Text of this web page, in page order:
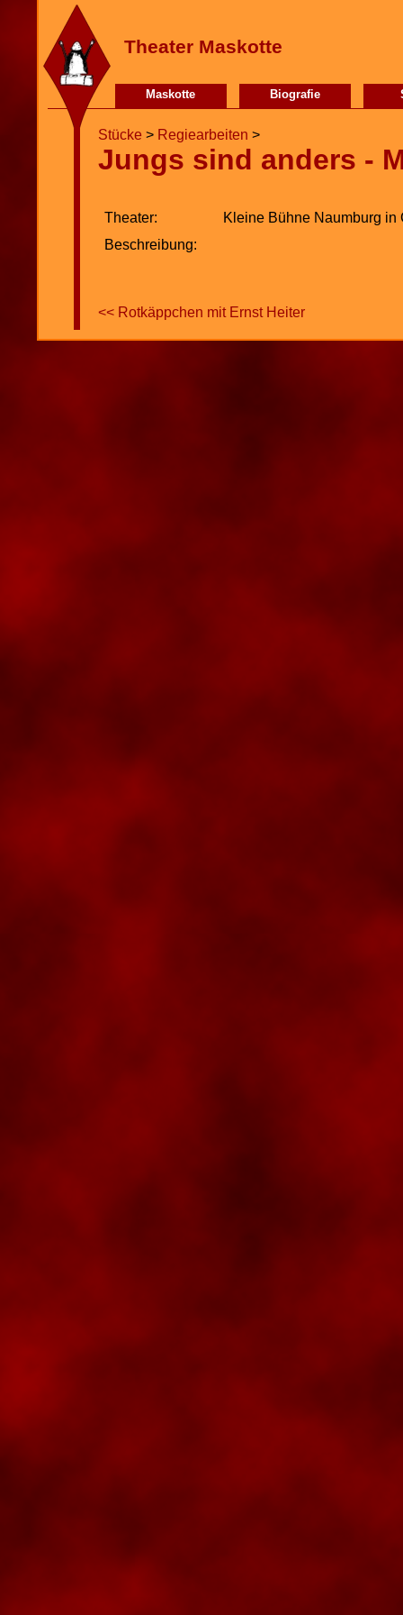
Theater Maskotte
Maskotte Biografie
Stücke> Regiearbeiten >
Jungs sind anders -
Theater:
Kleine Bühne Naumburg in
Beschreibung:
<< Rotkäppchen mit Ernst Heiter